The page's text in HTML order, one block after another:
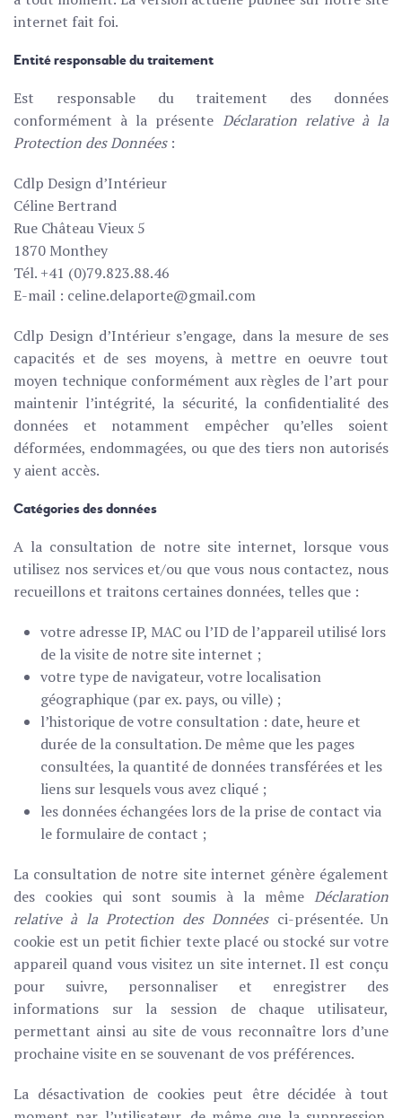
internet fait foi.
Entité responsable du traitement
Est responsable du traitement des données
conformément à la présente Déclaration relative à la
Protection des Données:
Cdlp Design d’Intérieur
Céline Bertrand
Rue Château Vieux 5
1870 Monthey
Tél. +41 (0)79.823.88.46
E-mail : celine.delaporte@gmail.com
Cdlp Design d’Intérieur s’engage, dans la mesure de ses
capacités et de ses moyens, à mettre en oeuvre tout
moyen technique conformément aux règles de l’art pour
maintenir l’intégrité, la sécurité, la confidentialité des
données et notamment empêcher qu’elles soient
déformées, endommagées, ou que des tiers non autorisés
y aient accès.
Catégories des données
A la consultation de notre site internet, lorsque vous
utilisez nos services et/ou que vous nous contactez, nous
recueillons et traitons certaines données, telles que :
votre adresse IP, MAC ou l’ID de l’appareil utilisé lors
de la visite de notre site internet ;
votre type de navigateur, votre localisation
géographique (par ex. pays, ou ville) ;
l’historique de votre consultation : date, heure et
durée de la consultation. De même que les pages
consultées, la quantité de données transférées et les
liens sur lesquels vous avez cliqué ;
les données échangées lors de la prise de contact via
le formulaire de contact ;
La consultation de notre site internet génère également
des cookies qui sont soumis à la même Déclaration
relative à la Protection des Donnéesci-présentée. Un
cookie est un petit fichier texte placé ou stocké sur votre
appareil quand vous visitez un site internet. Il est conçu
pour suivre, personnaliser et enregistrer des
informations sur la session de chaque utilisateur,
permettant ainsi au site de vous reconnaître lors d’une
prochaine visite en se souvenant de vos préférences.
La désactivation de cookies peut être décidée à tout